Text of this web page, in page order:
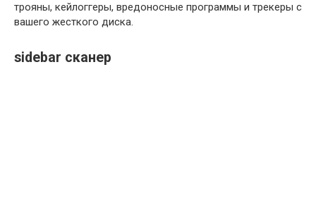
трояны, кейлоггеры, вредоносные программы и трекеры с
вашего жесткого диска.
sidebar сканер